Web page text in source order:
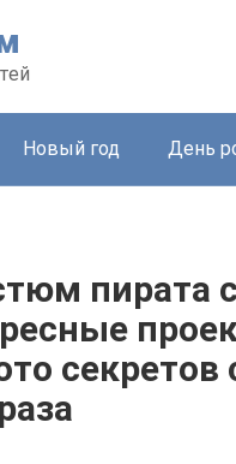
Новый год День
пирата
секретов